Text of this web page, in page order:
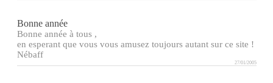
Bonne année
Bonne année à tous ,
en esperant que vous vous amusez toujours autant sur ce site !
Nébaff
27/01/2005